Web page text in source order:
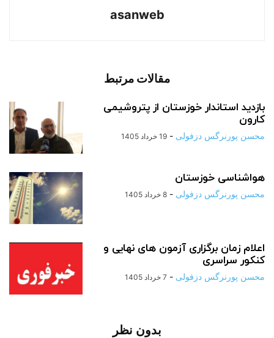
asanweb
مقالات مرتبط
بازدید استاندار خوزستان از پتروشیمی
کارون
محسن پورنرگس دزفولی - 19 خرداد 1405
هواشناسی خوزستان
محسن پورنرگس دزفولی - 8 خرداد 1405
اعلام زمان برگزاری آزمون های نهایی و
کنکور سراسری
محسن پورنرگس دزفولی - 7 خرداد 1405
بدون نظر